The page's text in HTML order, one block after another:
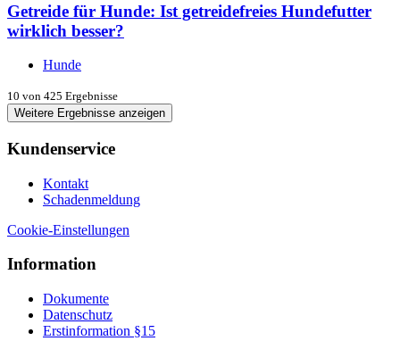
Getreide für Hunde: Ist getreidefreies Hundefutter
wirklich besser?
Hunde
10 von 425 Ergebnisse
Weitere Ergebnisse anzeigen
Kundenservice
Kontakt
Schadenmeldung
Cookie-Einstellungen
Information
Dokumente
Datenschutz
Erstinformation §15